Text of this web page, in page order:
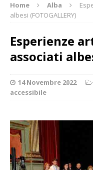
Home Alba
albesi (FOTOGALLERY)
Esperienze
associati
14 Novembre 2022
accessibile